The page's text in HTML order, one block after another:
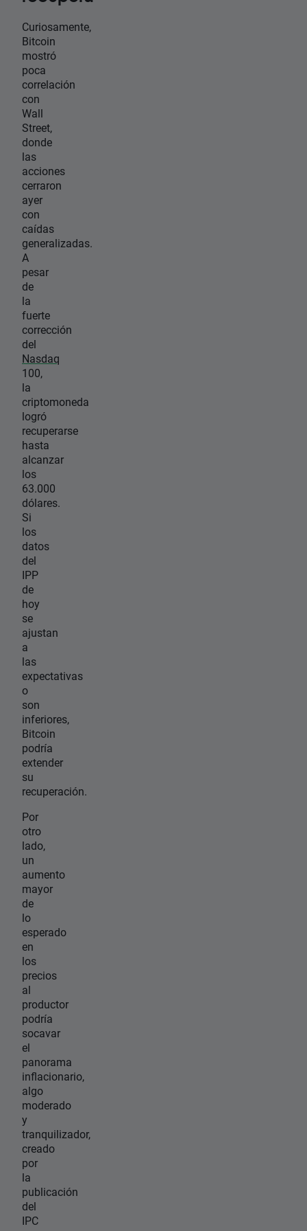
Curiosamente,
Bitcoin
mostró
poca
correlación
con
Wall
Street,
donde
las
acciones
cerraron
ayer
con
caídas
generalizadas.
A
pesar
de
la
fuerte
corrección
del
Nasdaq
100,
la
criptomoneda
logró
recuperarse
hasta
alcanzar
los
63.000
dólares.
Si
los
datos
del
IPP
de
hoy
se
ajustan
a
las
expectativas
o
son
inferiores,
Bitcoin
podría
extender
su
recuperación.
Por
otro
lado,
un
aumento
mayor
de
lo
esperado
en
los
precios
al
productor
podría
socavar
el
panorama
inflacionario,
algo
moderado
y
tranquilizador,
creado
por
la
publicación
del
IPC